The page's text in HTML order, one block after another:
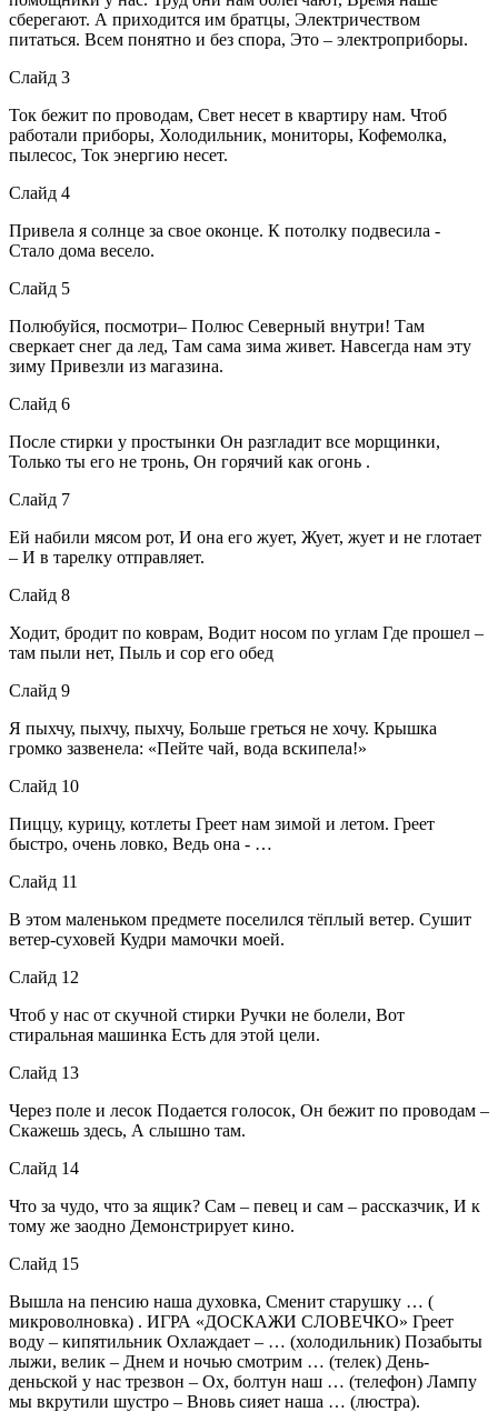
сберегают. А приходится им братцы, Электричеством
питаться. Всем понятно и без спора, Это – электроприборы.
Слайд 3
Ток бежит по проводам, Свет несет в квартиру нам. Чтоб
работали приборы, Холодильник, мониторы, Кофемолка,
пылесос, Ток энергию несет.
Слайд 4
Привела я солнце за свое оконце. К потолку подвесила -
Стало дома весело.
Слайд 5
Полюбуйся, посмотри– Полюс Северный внутри! Там
сверкает снег да лед, Там сама зима живет. Навсегда нам эту
зиму Привезли из магазина.
Слайд 6
После стирки у простынки Он разгладит все морщинки,
Только ты его не тронь, Он горячий как огонь .
Слайд 7
Ей набили мясом рот, И она его жует, Жует, жует и не глотает
– И в тарелку отправляет.
Слайд 8
Ходит, бродит по коврам, Водит носом по углам Где прошел –
там пыли нет, Пыль и сор его обед
Слайд 9
Я пыхчу, пыхчу, пыхчу, Больше греться не хочу. Крышка
громко зазвенела: «Пейте чай, вода вскипела!»
Слайд 10
Пиццу, курицу, котлеты Греет нам зимой и летом. Греет
быстро, очень ловко, Ведь она - …
Слайд 11
В этом маленьком предмете поселился тёплый ветер. Сушит
ветер-суховей Кудри мамочки моей.
Слайд 12
Чтоб у нас от скучной стирки Ручки не болели, Вот
стиральная машинка Есть для этой цели.
Слайд 13
Через поле и лесок Подается голосок, Он бежит по проводам –
Скажешь здесь, А слышно там.
Слайд 14
Что за чудо, что за ящик? Сам – певец и сам – рассказчик, И к
тому же заодно Демонстрирует кино.
Слайд 15
Вышла на пенсию наша духовка, Сменит старушку … (
микроволновка) . ИГРА «ДОСКАЖИ СЛОВЕЧКО» Греет
воду – кипятильник Охлаждает – … (холодильник) Позабыты
лыжи, велик – Днем и ночью смотрим … (телек) День-
деньской у нас трезвон – Ох, болтун наш … (телефон) Лампу
мы вкрутили шустро – Вновь сияет наша … (люстра).